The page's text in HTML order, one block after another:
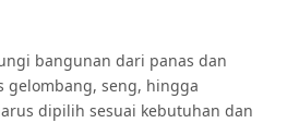
bangunan dari panas dan
gelombang, seng, hingga
dipilih sesuai kebutuhan dan